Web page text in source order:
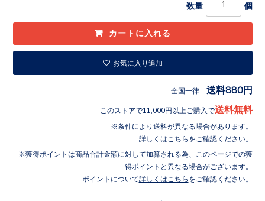
数量 個
お気に入り追加
全国一律 送料880円
このストアで11,000円以上ご購入で送料無料
条件により送料が異なる場合があります。
詳しくはこちら をご確認ください。
獲得ポイントは商品合計金額に対して加算される為、このページでの獲
得ポイントと異なる場合がございます。
ポイントについて詳しくはこちら をご確認ください。